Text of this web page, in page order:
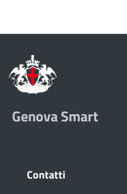
Genova Smart
Contatti